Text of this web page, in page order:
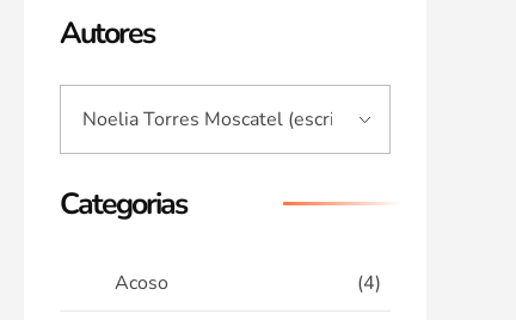
Autores
Categorias
Acoso (4)